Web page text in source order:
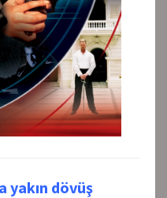
yakın dövüş